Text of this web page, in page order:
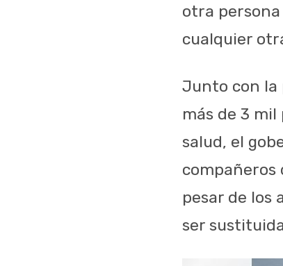
otra
cualquier
Junto con la
más de 3
salud, el
compañeros
pesar de los
ser